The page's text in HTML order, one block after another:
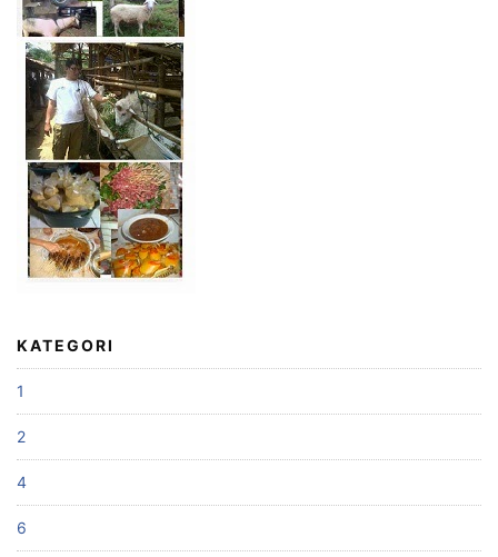
KATEGORI
1
2
4
6